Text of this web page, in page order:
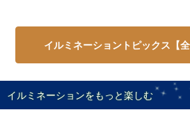
イルミネーショントピックス【
イルミネーションをもっと楽しむ